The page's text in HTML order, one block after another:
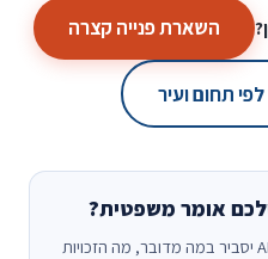
השארת פנייה קצרה
תחום ועיר
אומר משפטית?
תיאור קצר של מה שקרה, ועוזר ה-AI יסביר במה מדובר, מה הזכויות